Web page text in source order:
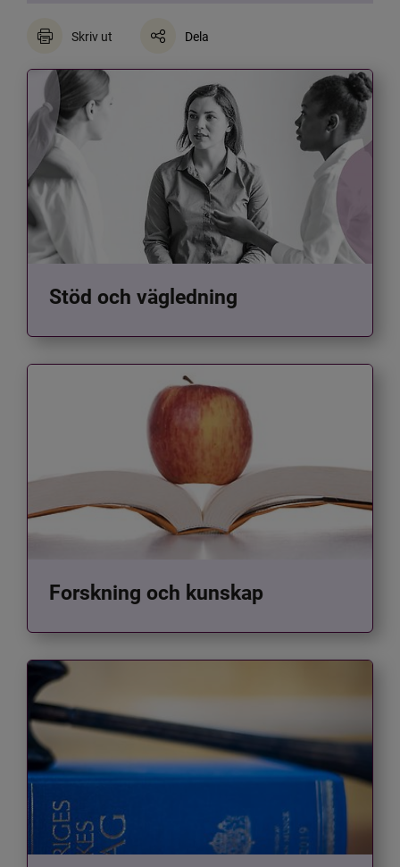
Skriv ut Dela
Stöd och vägledning
Forskning och kunskap